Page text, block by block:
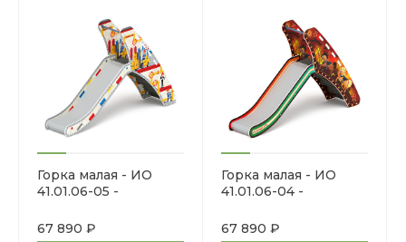
Горка малая - ИО
41.01.06-05 -
67 890 ₽
Горка малая - ИО
41.01.06-04 -
67 890 ₽